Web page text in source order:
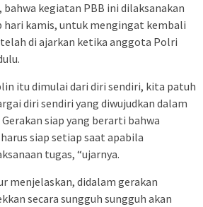
bahwa kegiatan PBB ini dilaksanakan
hari kamis, untuk mengingat kembali
di ajarkan ketika anggota Polri
itu dimulai dari diri sendiri, kita patuh
diri sendiri yang diwujudkan dalam
siap yang berarti bahwa
siap setiap saat apabila
tugas, “ujarnya.
menjelaskan, didalam gerakan
secara sungguh sungguh akan